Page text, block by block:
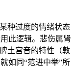
种过度的情绪状态
此逻辑。悲伤属肾
土宫音的特性（敦
如同“范进中举”所